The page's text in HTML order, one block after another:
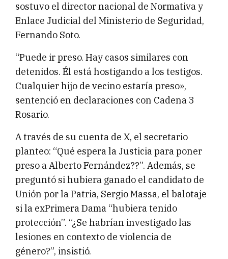
sostuvo el director nacional de Normativa y
Enlace Judicial del Ministerio de Seguridad,
Fernando Soto.
“Puede ir preso. Hay casos similares con
detenidos. Él está hostigando a los testigos.
Cualquier hijo de vecino estaría preso»,
sentenció en declaraciones con Cadena 3
Rosario.
A través de su cuenta de X, el secretario
planteo: “Qué espera la Justicia para poner
preso a Alberto Fernández??”. Además, se
preguntó si hubiera ganado el candidato de
Unión por la Patria, Sergio Massa, el balotaje
si la exPrimera Dama “hubiera tenido
protección”. “¿Se habrían investigado las
lesiones en contexto de violencia de
género?”, insistió.